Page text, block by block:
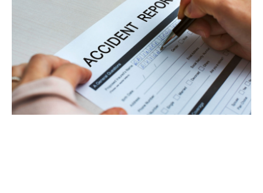
los casos de accidentes automovilísticos en todo el